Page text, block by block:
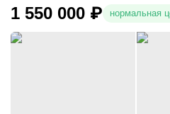
1 550 000 ₽ нормальная